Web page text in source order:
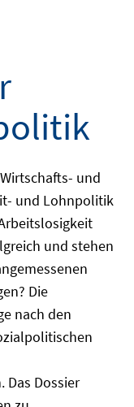
und
und Lohnpolitik
und stehen
Die
nach den
Das Dossier